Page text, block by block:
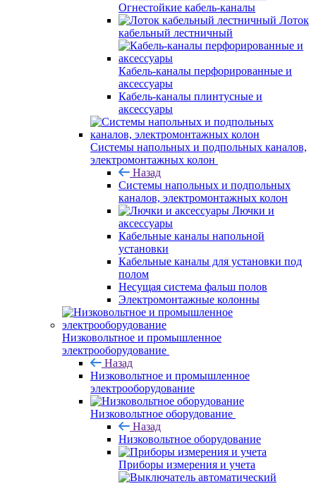
Огнестойкие кабель-каналы
Лоток
кабельный лестничный
Кабель-каналы перфорированные и
аксессуары
Кабель-каналы плинтусные и
аксессуары
Системы напольных и подпольных каналов,
электромонтажных колон
Назад
Системы напольных и подпольных
каналов, электромонтажных колон
Лючки и
аксессуары
Кабельные каналы напольной
установки
Кабельные каналы для установки под
полом
Несущая система фальш полов
Электромонтажные колонны
Низковольтное и промышленное
электрооборудование
Назад
Низковольтное и промышленное
электрооборудование
Низковольтное оборудование
Назад
Низковольтное оборудование
Приборы измерения и учета